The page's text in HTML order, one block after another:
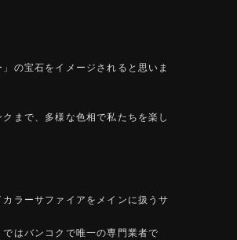
の宝石をイメージされると思いま
まで、多様な色相で私たちを楽し
ラーサファイアをメインに扱うサ
はバンコクで唯一の専門業者で